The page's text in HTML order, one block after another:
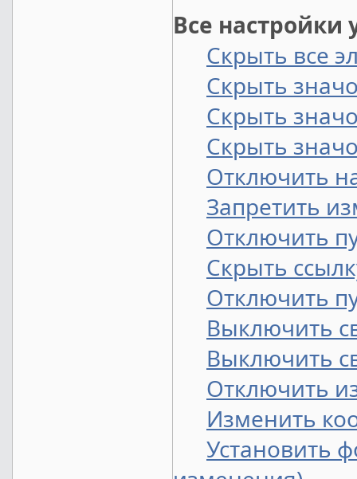
Все настройки
Скрыть все
Скрыть
Скрыть
Скрыть
Отключить
Запретить
Отключить
Скрыть
Отключить
Выключить
Выключить
Отключить
Изменить
Установить